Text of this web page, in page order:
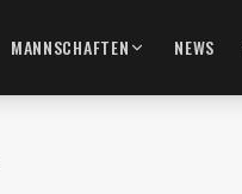
MANNSCHAFTEN NEWS